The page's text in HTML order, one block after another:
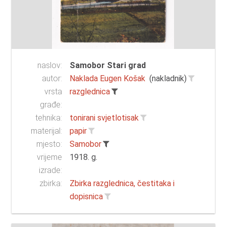
naslov:
Samobor Stari grad
autor:
Naklada Eugen Košak (nakladnik)
vrsta
građe:
razglednica
tehnika:
tonirani svjetlotisak
materijal:
papir
mjesto:
Samobor
vrijeme
izrade:
1918. g.
zbirka:
Zbirka razglednica, čestitaka i
dopisnica